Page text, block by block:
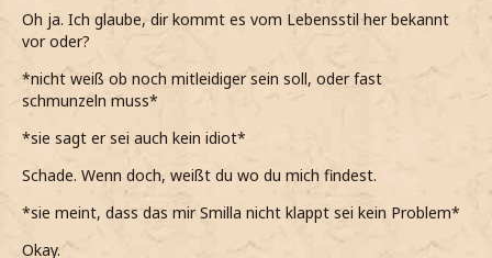
*als das mit Smilla abstreite, er wieder den Kopf schüttelt
und sagt, dass das nur so eine Idee war*
Schon okay
*nur sage, da er es bestimmt nur gut gemeint hat*
*mir aber sicher bin, dass meine Meinung über Smilla nicht
so schnell ändern werde*
*als sein Magen knurrt, moch urplötzlich aus seiner
Umarmung löse*
Oh ja. Ich glaube, dir kommt es vom Lebensstil her bekannt
vor oder?
*nicht weiß ob noch mitleidiger sein soll, oder fast
schmunzeln muss*
*sie sagt er sei auch kein idiot*
Schade. Wenn doch, weißt du wo du mich findest.
*sie meint, dass das mir Smilla nicht klappt sei kein Problem*
Okay.